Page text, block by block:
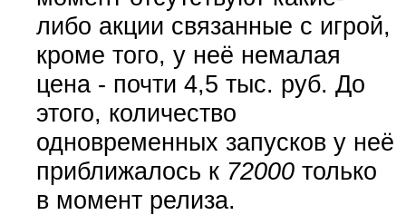
либо акции связанные с игрой,
кроме того, у неё немалая
цена - почти 4,5 тыс. руб. До
этого, количество
одновременных запусков у неё
приближалось к 72000только
в момент релиза.